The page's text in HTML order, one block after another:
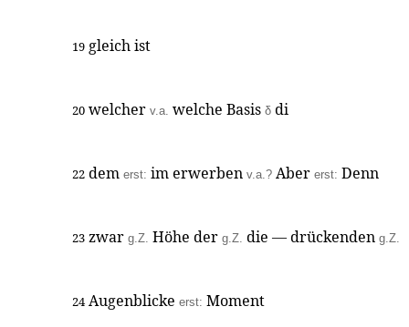
19 gleich ist
20 welcher v.a. welche Basis δ di
22 dem erst: im erwerben v.a.? Aber erst: Denn
23 zwar g.Z. Höhe der g.Z. die — drückenden g.Z.
24 Augenblicke erst: Moment